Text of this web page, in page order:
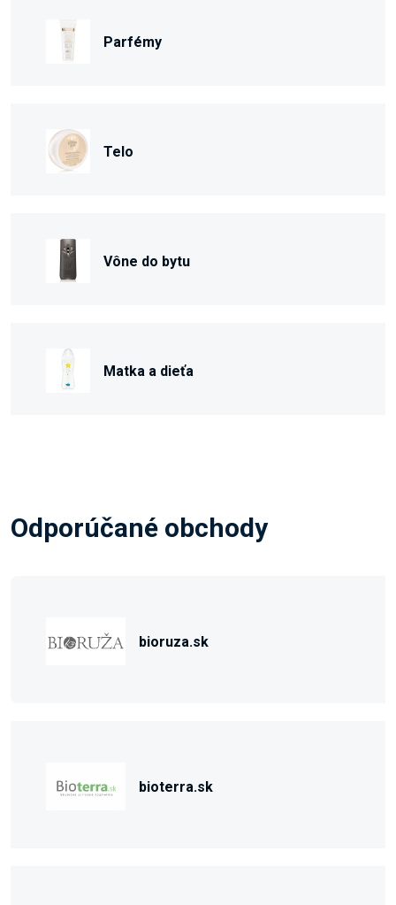
Parfémy
Telo
Vône do bytu
Matka a dieťa
Odporúčané obchody
bioruza.sk
bioterra.sk